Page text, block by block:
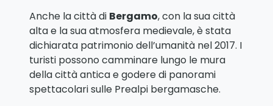
Anche la città di Bergamo, con la sua città
alta e la sua atmosfera medievale, è stata
dichiarata patrimonio dell’umanità nel 2017. I
turisti possono camminare lungo le mura
della città antica e godere di panorami
spettacolari sulle Prealpi bergamasche.